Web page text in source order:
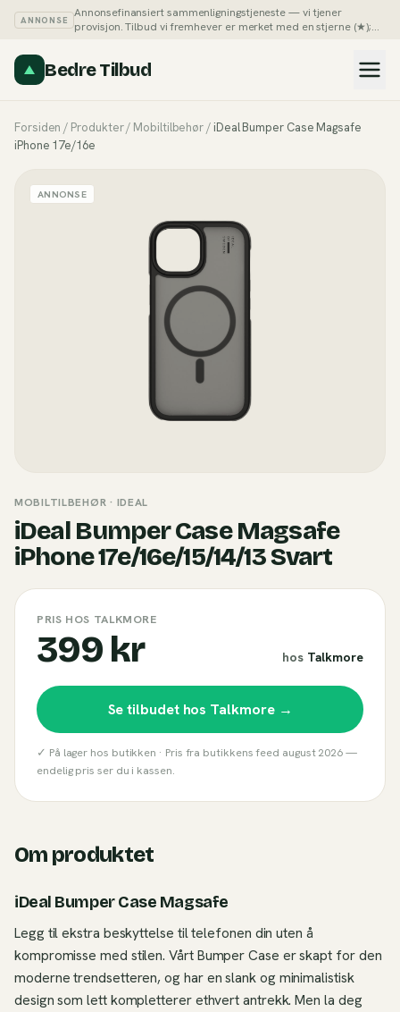
ANNONSE
Annonsefinansiert sammenligningstjeneste — vi tjener
provisjon. Tilbud vi fremhever er merket med en stjerne (★);
Bedre Tilbud
Forsiden / Produkter/ Mobiltilbehør/ iDeal Bumper Case Magsafe
iPhone 17e/16e
ANNONSE
MOBILTILBEHØR · IDEAL
iDeal Bumper Case Magsafe
iPhone 17e/16e/15/14/13 Svart
PRIS HOS TALKMORE
399 kr hos Talkmore
Se tilbudet hos Talkmore→
✓ På lager hos butikken · Pris fra butikkens feed august 2026—
endelig pris ser du i kassen.
Om produktet
iDeal Bumper Case Magsafe
Legg til ekstra beskyttelse til telefonen din uten å
kompromisse med stilen. Vårt Bumper Case er skapt for den
moderne trendsetteren, og har en slank og minimalistisk
design som lett kompletterer ethvert antrekk. Men la deg